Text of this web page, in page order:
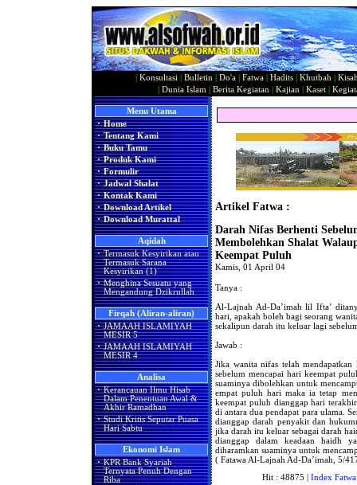
Konsultasi Bulletin Do'a Fatwa Hadits Khutbah
Dunia Islam Berita Kegiatan Kajian Kaset|
Menu Utama
· Home
· Tentang Kami
· Buku Tamu
· Produk Kami
· Formulir
· Jadwal Shalat
· Kontak Kami
· Download Artikel
· Download Murattal
Aqidah
· Termasuk Kesyirikan atau
Termasuk Sarana
Kesyirikan (1)
· Menghina Sesuatu yang
Mengandung Dzikrullah
Firqah (Aliran-aliran)
· JAMAAH ISLAMIYAH
MESIR 5
· JAMAAH ISLAMIYAH
MESIR 4
Analisa
· Kerancauan Ilmu Hisab
Dalam Penentuan Awal &
Akhir Ramadhan
· Studi Kritis Seputar Puasa
Hari Sabtu
Ekonomi Islam
· KPR Bank Syariah
Ternyata Penuh Dengan
Riba
Artikel Fatwa :
Darah Nifas Berhenti
Membolehkan Shalat
Keempat Puluh
Kamis, 01 April 04
Tanya :
Al-Lajnah Ad-Da’imah lil Ifta’
hari, apakah boleh bagi seorang
sekalipun darah itu keluar lagi
Jawab :
Jika wanita nifas telah
sebelum mencapai hari keempat
suaminya dibolehkan untuk
empat puluh hari maka ia tetap
keempat puluh dianggap hari
di antara dua pendapat para ulama.
dianggap darah penyakit dan
jika darah itu keluar sebagai darah
dianggap dalam keadaan haidh
diharamkan suaminya untuk
( Fatawa Al-Lajnah Ad-Da’imah, 5/
Hit : 48875 | Index Fatwa